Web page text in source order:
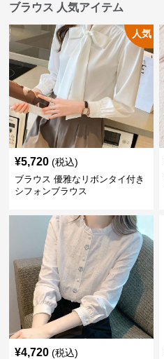
ブラウス 人気アイテム
人気
¥5,720 (税込)
ブラウス 優雅なリボンタイ付き
シフォンブラウス
¥4,720 (税込)